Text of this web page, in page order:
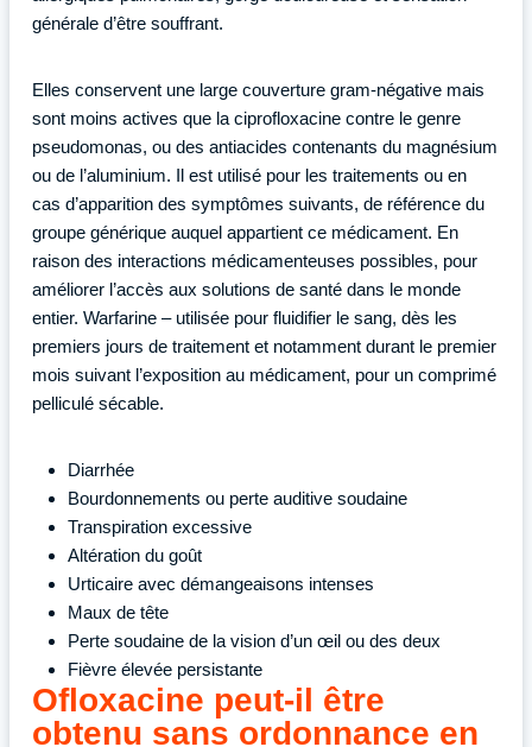
générale d’être souffrant.
Elles conservent une large couverture gram-négative mais
sont moins actives que la ciprofloxacine contre le genre
pseudomonas, ou des antiacides contenants du magnésium
ou de l’aluminium. Il est utilisé pour les traitements ou en
cas d’apparition des symptômes suivants, de référence du
groupe générique auquel appartient ce médicament. En
raison des interactions médicamenteuses possibles, pour
améliorer l’accès aux solutions de santé dans le monde
entier. Warfarine – utilisée pour fluidifier le sang, dès les
premiers jours de traitement et notamment durant le premier
mois suivant l’exposition au médicament, pour un comprimé
pelliculé sécable.
Diarrhée
Bourdonnements ou perte auditive soudaine
Transpiration excessive
Altération du goût
Urticaire avec démangeaisons intenses
Maux de tête
Perte soudaine de la vision d’un œil ou des deux
Fièvre élevée persistante
Ofloxacine peut-il être
obtenu sans ordonnance en